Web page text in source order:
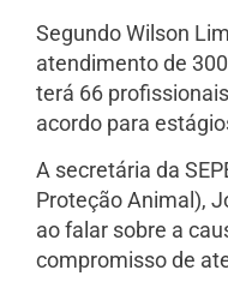
Segundo Wilson
atendimento de
terá 66
acordo para
A secretária da
Proteção Animal),
ao falar sobre a
compromisso de